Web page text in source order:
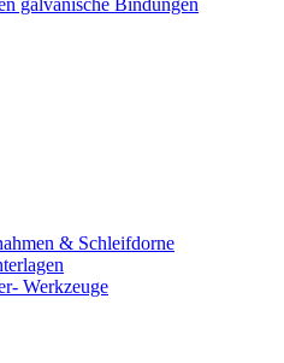
galvanische Bindungen
& Schleifdorne
Werkzeuge